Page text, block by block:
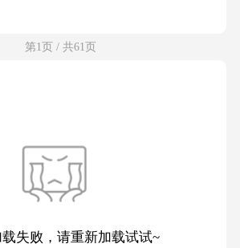
第1页 / 共61页
失败，请重新加载试试~